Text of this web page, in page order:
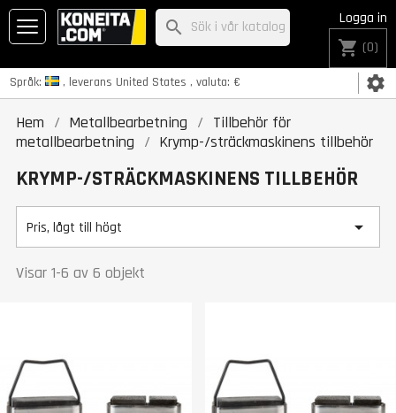
Språk: , leverans United States , valuta: € settings
Logga in
shopping_cart (0)
search
Hem Metallbearbetning
Tillbehör för
metallbearbetning
Krymp-/sträckmaskinens tillbehör
KRYMP-/STRÄCKMASKINENS TILLBEHÖR
Pris, lågt till högt 
Visar 1-6 av 6 objekt